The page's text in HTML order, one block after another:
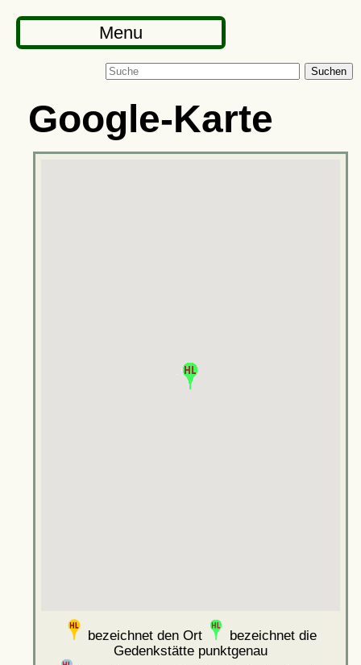
Menu
Suchen
Google-Karte
bezeichnet den Ort
bezeichnet die
Gedenkstätte punktgenau